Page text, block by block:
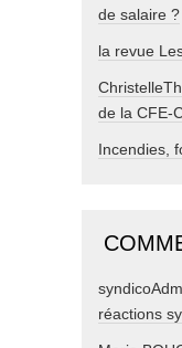
de salaire ?
la revue
de la CFE-
Incendies,
réactions